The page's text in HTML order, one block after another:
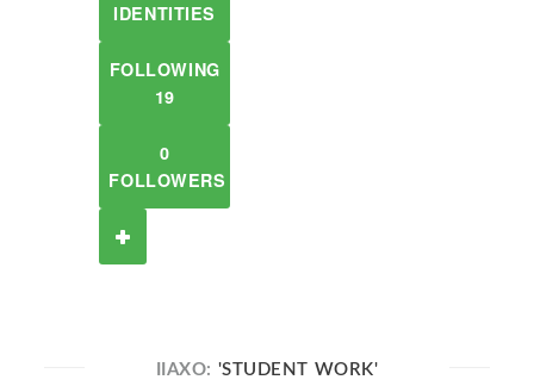
IDENTITIES
FOLLOWING
19
0
FOLLOWERS
IIAXO: 'STUDENT WORK'